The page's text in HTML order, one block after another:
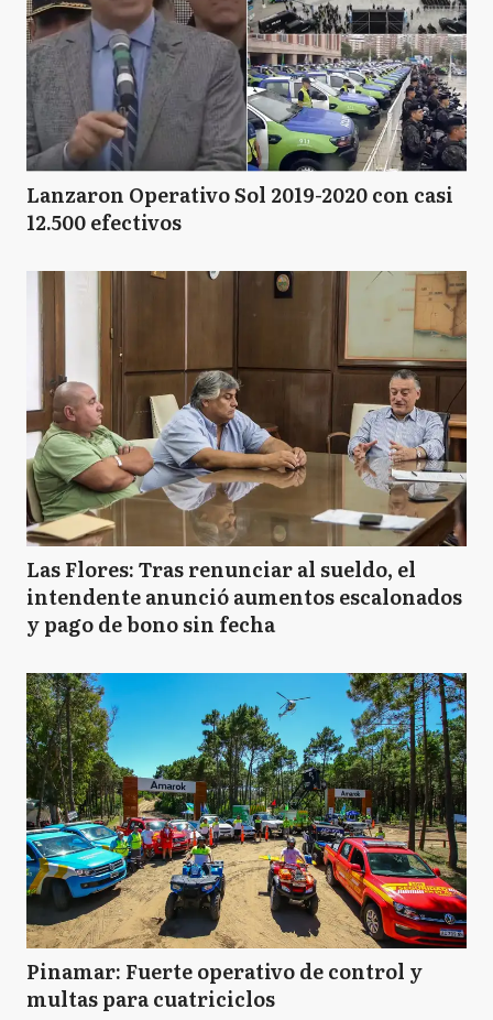
Lanzaron Operativo Sol 2019-2020 con casi
12.500 efectivos
Las Flores: Tras renunciar al sueldo, el
intendente anunció aumentos escalonados
y pago de bono sin fecha
Pinamar: Fuerte operativo de control y
multas para cuatriciclos